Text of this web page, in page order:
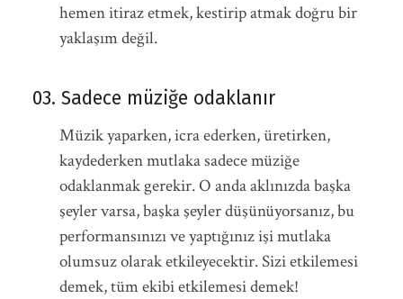
hemen itiraz etmek, kestirip atmak doğru bir
yaklaşım değil.
03. Sadece müziğe odaklanır
Müzik yaparken, icra ederken, üretirken,
kaydederken mutlaka sadece müziğe
odaklanmak gerekir. O anda aklınızda başka
şeyler varsa, başka şeyler düşünüyorsanız, bu
performansınızı ve yaptığınız işi mutlaka
olumsuz olarak etkileyecektir. Sizi etkilemesi
demek, tüm ekibi etkilemesi demek!